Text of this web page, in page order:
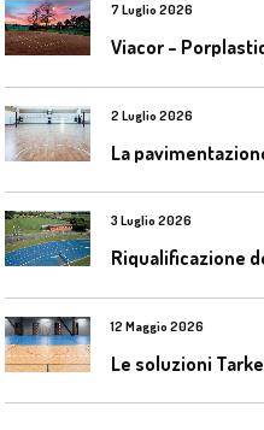
7 Luglio 2026
Viacor –
2 Luglio 2026
3 Luglio 2026
12 Maggio 2026
Le soluzioni